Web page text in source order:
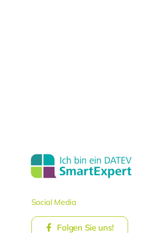
Social Media
Folgen Sie uns!